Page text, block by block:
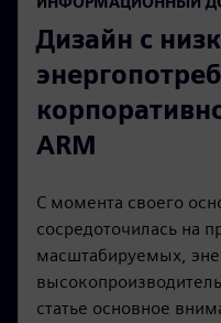
Дизайн с
ARM
С момента своего
сосредоточилась на
масштабируемых,
статье основное